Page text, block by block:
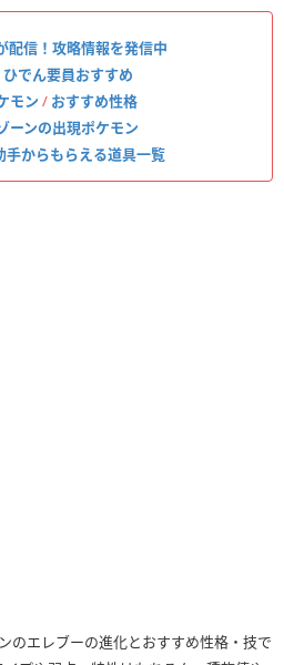
配信！攻略情報を発信中
ひでん要員おすすめ
モン / おすすめ性格
ーンの出現ポケモン
手からもらえる道具一覧
のエレブーの進化とおすすめ性格・技で